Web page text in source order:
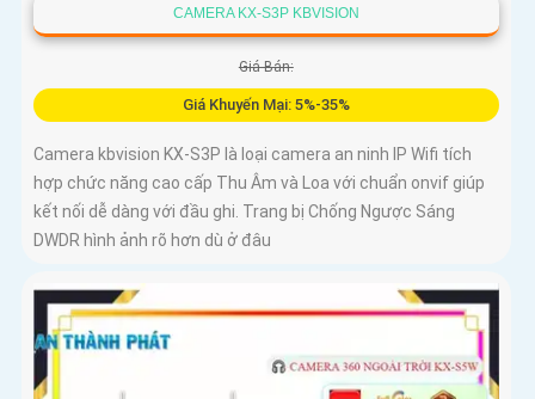
CAMERA KX-S3P KBVISION
Giá Bán:
Giá Khuyến Mại: 5%-35%
Camera kbvision KX-S3P là loại camera an ninh IP Wifi tích
hợp chức năng cao cấp Thu Âm và Loa với chuẩn onvif giúp
kết nối dễ dàng với đầu ghi. Trang bị Chống Ngược Sáng
DWDR hình ảnh rõ hơn dù ở đâu